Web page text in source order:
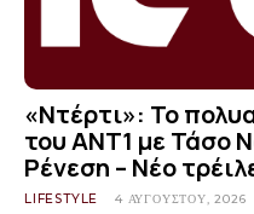
«Ντέρτι»: Το
του ΑΝΤ1 με Τάσο
Ρένεση – Νέο
LIFESTYLE 4 ΑΥΓΟΎΣΤΟΥ, 2026